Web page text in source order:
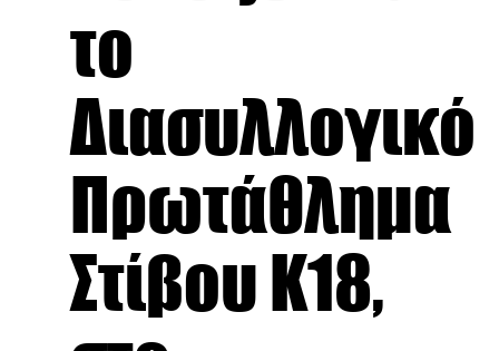
το
Διασυλλογικό
Πρωτάθλημα
Στίβου Κ18,